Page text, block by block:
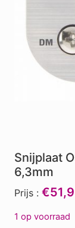
Snijplaat
6,3mm
Prijs :
1 op voorraad